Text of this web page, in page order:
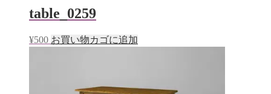
table_0259
¥500 お買い物カゴに追加